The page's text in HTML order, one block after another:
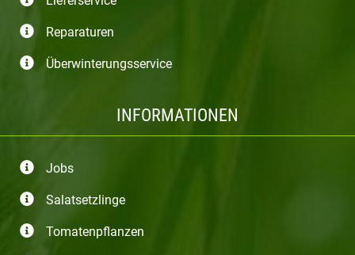
Reparaturen
Überwinterungsservice
INFORMATIONEN
Jobs
Salatsetzlinge
Tomatenpflanzen